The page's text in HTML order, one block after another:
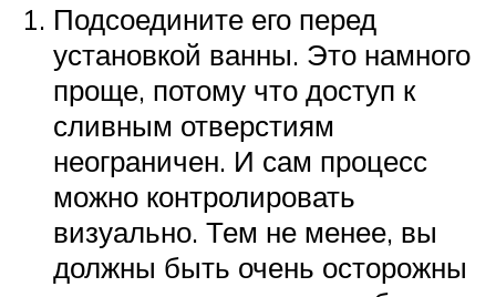
Подсоедините его перед
установкой ванны. Это намного
проще, потому что доступ к
сливным отверстиям
неограничен. И сам процесс
можно контролировать
визуально. Тем не менее, вы
должны быть очень осторожны